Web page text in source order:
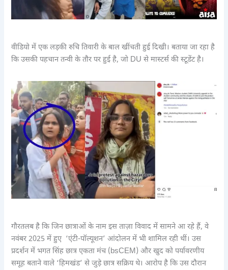
वीडियो में एक लड़की रुचि तिवारी के बाल खींचती हुई दिखी। बताया जा रहा है
कि उसकी पहचान तन्वी के तौर पर हुई है, जो DU से मास्टर्स की स्टूडेंट है।
गौरतलब है कि जिन छात्राओं के नाम इस ताज़ा विवाद में सामने आ रहे हैं, वे
नवंबर 2025 में हुए ‘एंटी-पॉल्यूशन’ आंदोलन में भी शामिल रही थीं। उस
प्रदर्शन में भगत सिंह छात्र एकता मंच (bsCEM) और खुद को पर्यावरणीय
समूह बताने वाले ‘हिमखंड’ से जुड़े छात्र सक्रिय थे। आरोप है कि उस दौरान